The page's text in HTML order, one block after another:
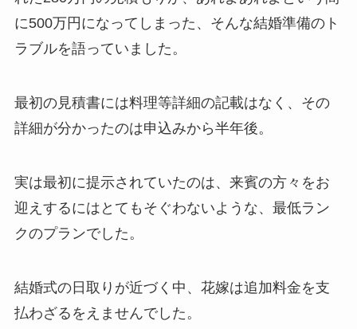
に500万円になってしまった、そんな結婚準備のト
ラブルを語っていました。
最初の見積書には料理等詳細の記載はなく、その
詳細が分かったのは申込みから半年後。
実は最初に提示されていたのは、来賓の方々をお
迎えするにはとてもそぐわないような、最低ラン
クのプランでした。
結婚式の日取りが近づく中、花嫁は追加料金を支
払わざるをえませんでした。